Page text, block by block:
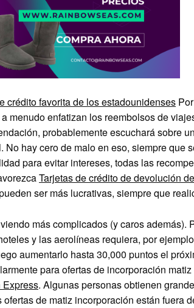
crédito favorita de los estadounidenses
menudo enfatizan los reembolsos de
probablemente escuchará sobre
hay cero de malo en eso, siempre que
para evitar intereses, todas las
Tarjetas de crédito de devolución de
ser más lucrativas, siempre que
más complicados (y caros además).
y las aerolíneas requiera, por
aumentarlo hasta 30,000 puntos el
para ofertas de incorporación
. Algunas personas obtienen
de matiz incorporación están fuera